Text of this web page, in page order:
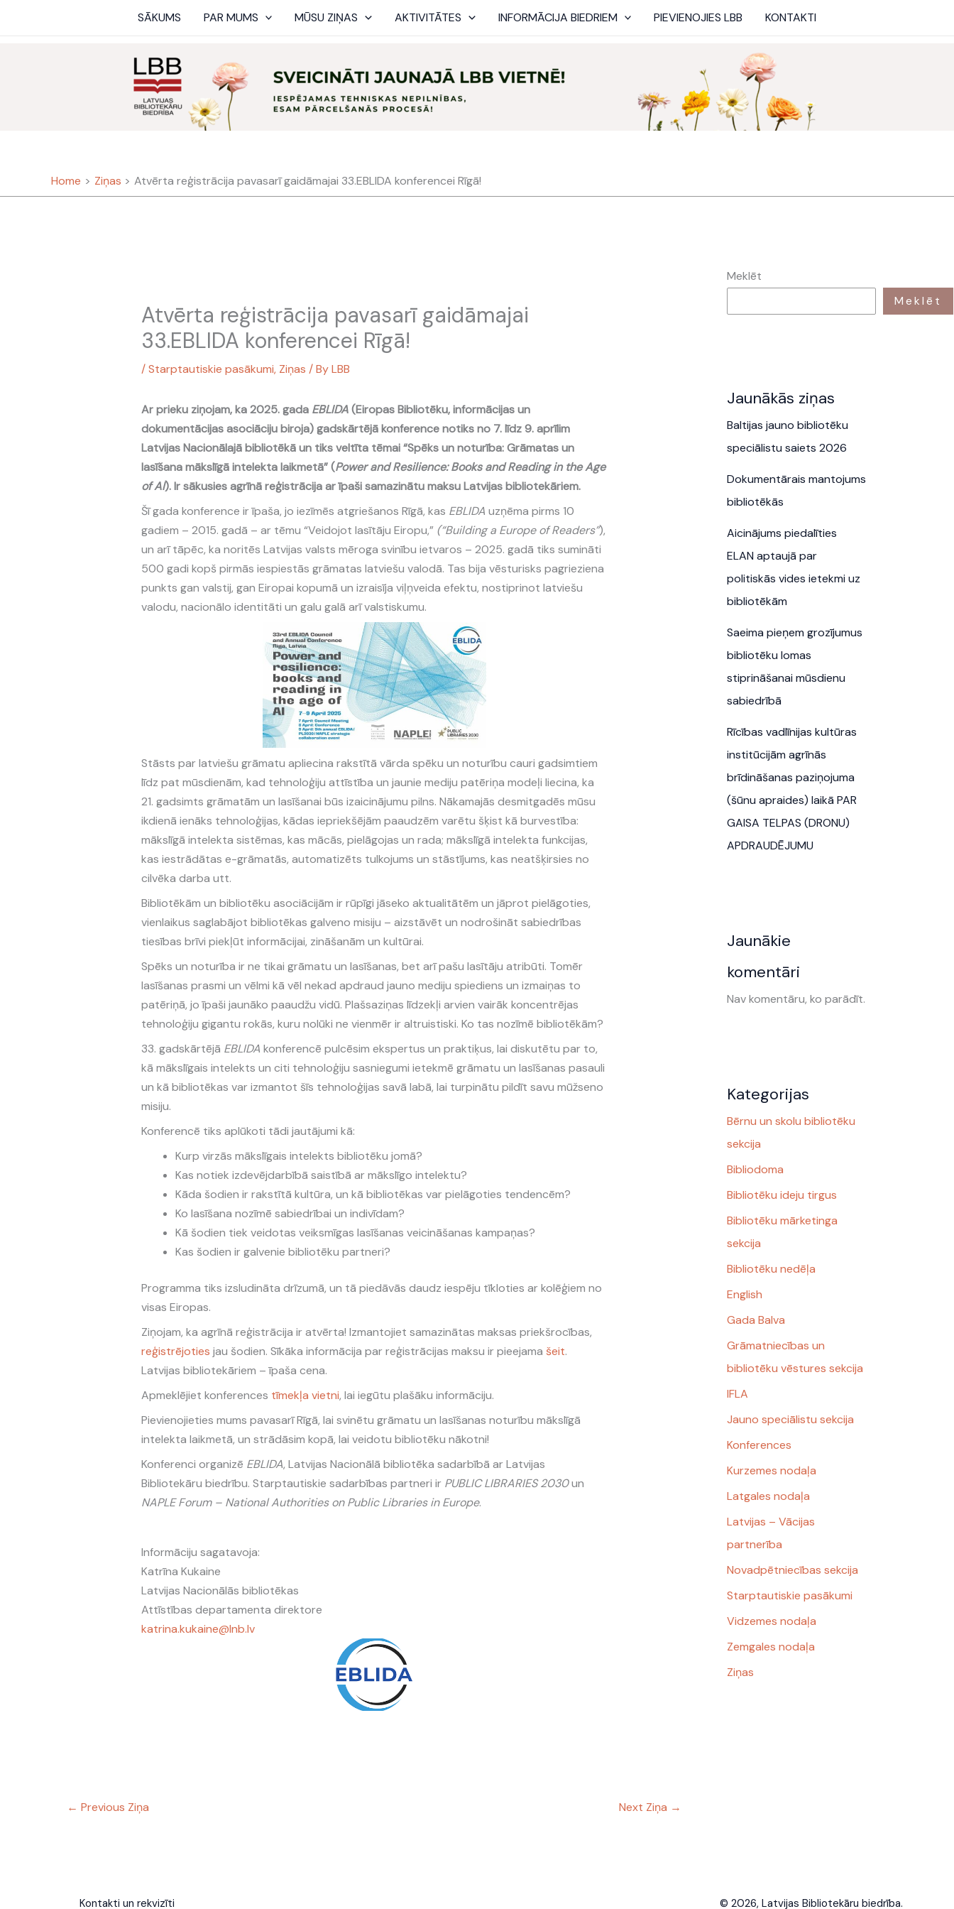
SĀKUMS PAR MUMS MŪSU ZIŅAS AKTIVITĀTES INFORMĀCIJA BIEDRIEM PIEVIENOJIES LBB KONTAKTI
Home Ziņas Atvērta reģistrācija pavasarī gaidāmajai 33.EBLIDA konferencei Rīgā!
Atvērta reģistrācija pavasarī gaidāmajai
33.EBLIDA konferencei Rīgā!
/Starptautiskie pasākumi, Ziņas / ByLBB
Ar prieku ziņojam, ka 2025. gada EBLIDA(Eiropas Bibliotēku, informācijas un
dokumentācijas asociāciju biroja) gadskārtējā konference notiks no 7. līdz 9. aprīlim
Latvijas Nacionālajā bibliotēkā un tiks veltīta tēmai “Spēks un noturība: Grāmatas un
lasīšana mākslīgā intelekta laikmetā” (Power and Resilience: Books and Reading in the Age
of AI). Ir sākusies agrīnā reģistrācija ar īpaši samazinātu maksu Latvijas bibliotekāriem.
Šī gada konference ir īpaša, jo iezīmēs atgriešanos Rīgā, kas EBLIDA uzņēma pirms 10
gadiem – 2015. gadā – ar tēmu “Veidojot lasītāju Eiropu,” (“Building a Europe of Readers”),
un arī tāpēc, ka noritēs Latvijas valsts mēroga svinību ietvaros – 2025. gadā tiks sumināti
500 gadi kopš pirmās iespiestās grāmatas latviešu valodā. Tas bija vēsturisks pagrieziena
punkts gan valstij, gan Eiropai kopumā un izraisīja viļņveida efektu, nostiprinot latviešu
valodu, nacionālo identitāti un galu galā arī valstiskumu.
Stāsts par latviešu grāmatu apliecina rakstītā vārda spēku un noturību cauri gadsimtiem
līdz pat mūsdienām, kad tehnoloģiju attīstība un jaunie mediju patēriņa modeļi liecina, ka
21. gadsimts grāmatām un lasīšanai būs izaicinājumu pilns. Nākamajās desmitgadēs mūsu
ikdienā ienāks tehnoloģijas, kādas iepriekšējām paaudzēm varētu šķist kā burvestība:
mākslīgā intelekta sistēmas, kas mācās, pielāgojas un rada; mākslīgā intelekta funkcijas,
kas iestrādātas e-grāmatās, automatizēts tulkojums un stāstījums, kas neatšķirsies no
cilvēka darba utt.
Bibliotēkām un bibliotēku asociācijām ir rūpīgi jāseko aktualitātēm un jāprot pielāgoties,
vienlaikus saglabājot bibliotēkas galveno misiju – aizstāvēt un nodrošināt sabiedrības
tiesības brīvi piekļūt informācijai, zināšanām un kultūrai.
Spēks un noturība ir ne tikai grāmatu un lasīšanas, bet arī pašu lasītāju atribūti. Tomēr
lasīšanas prasmi un vēlmi kā vēl nekad apdraud jauno mediju spiediens un izmaiņas to
patēriņā, jo īpaši jaunāko paaudžu vidū. Plašsaziņas līdzekļi arvien vairāk koncentrējas
tehnoloģiju gigantu rokās, kuru nolūki ne vienmēr ir altruistiski. Ko tas nozīmē bibliotēkām?
33. gadskārtējā EBLIDA konferencē pulcēsim ekspertus un praktiķus, lai diskutētu par to,
kā mākslīgais intelekts un citi tehnoloģiju sasniegumi ietekmē grāmatu un lasīšanas pasauli
un kā bibliotēkas var izmantot šīs tehnoloģijas savā labā, lai turpinātu pildīt savu mūžseno
misiju.
Konferencē tiks aplūkoti tādi jautājumi kā:
Kurp virzās mākslīgais intelekts bibliotēku jomā?
Kas notiek izdevējdarbībā saistībā ar mākslīgo intelektu?
Kāda šodien ir rakstītā kultūra, un kā bibliotēkas var pielāgoties tendencēm?
Ko lasīšana nozīmē sabiedrībai un indivīdam?
Kā šodien tiek veidotas veiksmīgas lasīšanas veicināšanas kampaņas?
Kas šodien ir galvenie bibliotēku partneri?
Programma tiks izsludināta drīzumā, un tā piedāvās daudz iespēju tīkloties ar kolēģiem no
visas Eiropas.
Ziņojam, ka agrīnā reģistrācija ir atvērta! Izmantojiet samazinātas maksas priekšrocības,
reģistrējoties jau šodien. Sīkāka informācija par reģistrācijas maksu ir pieejama šeit.
Latvijas bibliotekāriem – īpaša cena.
Apmeklējiet konferences tīmekļa vietni, lai iegūtu plašāku informāciju.
Pievienojieties mums pavasarī Rīgā, lai svinētu grāmatu un lasīšanas noturību mākslīgā
intelekta laikmetā, un strādāsim kopā, lai veidotu bibliotēku nākotni!
Konferenci organizē EBLIDA, Latvijas Nacionālā bibliotēka sadarbībā ar Latvijas
Bibliotekāru biedrību. Starptautiskie sadarbības partneri ir PUBLIC LIBRARIES 2030un
NAPLE Forum – National Authorities on Public Libraries in Europe.
Informāciju sagatavoja:
Katrīna Kukaine
Latvijas Nacionālās bibliotēkas
Attīstības departamenta direktore
katrina.kukaine@lnb.lv
← Previous Ziņa Next Ziņa →
Meklēt
Meklēt
Jaunākās ziņas
Baltijas jauno bibliotēku
speciālistu saiets 2026
Dokumentārais mantojums
bibliotēkās
Aicinājums piedalīties
ELAN aptaujā par
politiskās vides ietekmi uz
bibliotēkām
Saeima pieņem grozījumus
bibliotēku lomas
stiprināšanai mūsdienu
sabiedrībā
Rīcības vadlīnijas kultūras
institūcijām agrīnās
brīdināšanas paziņojuma
(šūnu apraides) laikā PAR
GAISA TELPAS (DRONU)
APDRAUDĒJUMU
Jaunākie
komentāri
Nav komentāru, ko parādīt.
Kategorijas
Bērnu un skolu bibliotēku
sekcija
Bibliodoma
Bibliotēku ideju tirgus
Bibliotēku mārketinga
sekcija
Bibliotēku nedēļa
English
Gada Balva
Grāmatniecības un
bibliotēku vēstures sekcija
IFLA
Jauno speciālistu sekcija
Konferences
Kurzemes nodaļa
Latgales nodaļa
Latvijas – Vācijas
partnerība
Novadpētniecības sekcija
Starptautiskie pasākumi
Vidzemes nodaļa
Zemgales nodaļa
Ziņas
Kontakti un rekvizīti © 2026, Latvijas Bibliotekāru biedrība.